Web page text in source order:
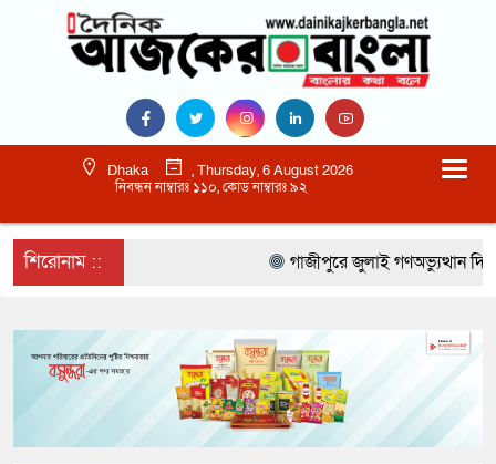
Dhaka
, Thursday, 6 August 2026
নিবন্ধন নাম্বারঃ ১১০, কোড নাম্বারঃ ৯২
শিরোনাম :: গাজীপুরে জুলাই গণঅভ্যুত্থান দিবস